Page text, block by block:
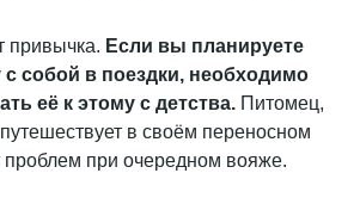
привычка. Если вы планируете
с собой в поездки, необходимо
её к этому с детства. Питомец,
в своём переносном
при очередном вояже.